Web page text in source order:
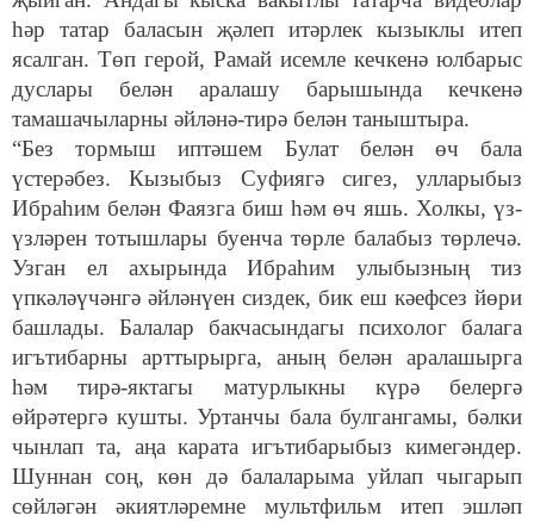
һәр татар баласын җәлеп итәрлек кызыклы итеп
ясалган. Төп герой, Рамай исемле кечкенә юлбарыс
дуслары белән аралашу барышында кечкенә
тамашачыларны әйләнә-тирә белән таныштыра.
“Без тормыш иптәшем Булат белән өч бала
үстерәбез. Кызыбыз Суфиягә сигез, улларыбыз
Ибраһим белән Фаязга биш һәм өч яшь. Холкы, үз-
үзләрен тотышлары буенча төрле балабыз төрлечә.
Узган ел ахырында Ибраһим улыбызның тиз
үпкәләүчәнгә әйләнүен сиздек, бик еш кәефсез йөри
башлады. Балалар бакчасындагы психолог балага
игътибарны арттырырга, аның белән аралашырга
һәм тирә-яктагы матурлыкны күрә белергә
өйрәтергә кушты. Уртанчы бала булгангамы, бәлки
чынлап та, аңа карата игътибарыбыз кимегәндер.
Шуннан соң, көн дә балаларыма уйлап чыгарып
сөйләгән әкиятләремне мультфильм итеп эшләп